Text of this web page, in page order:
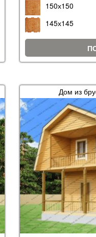
150х150
145х145
Дом из